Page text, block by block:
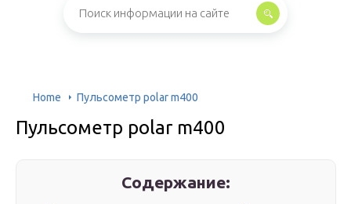
Home Пульсометр polar m400
Пульсометр polar m400
Содержание: